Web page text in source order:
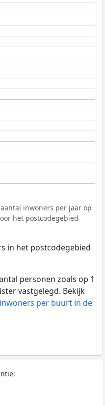
inwoners per jaar op
het postcodegebied
in het postcodegebied
personen zoals op 1
vastgelegd. Bekijk
per buurt in de